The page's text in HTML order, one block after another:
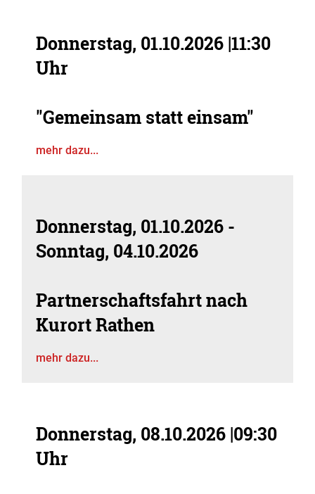
Donnerstag, 01.10.2026 |11:30
Uhr
"Gemeinsam statt einsam"
mehr dazu...
Donnerstag, 01.10.2026 -
Sonntag, 04.10.2026
Partnerschaftsfahrt nach
Kurort Rathen
mehr dazu...
Donnerstag, 08.10.2026 |09:30
Uhr